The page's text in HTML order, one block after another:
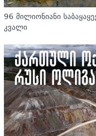
96 მილიონიანი
კვალი